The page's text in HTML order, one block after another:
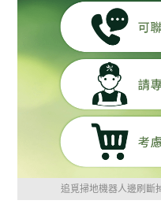
追覓掃地機器人邊刷斷